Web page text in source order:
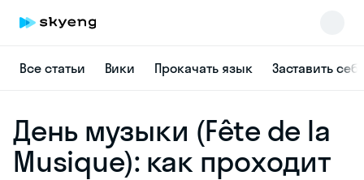
Все статьи Вики Прокачать язык Заставить
День музыки (Fête de la
Musique): как проходит